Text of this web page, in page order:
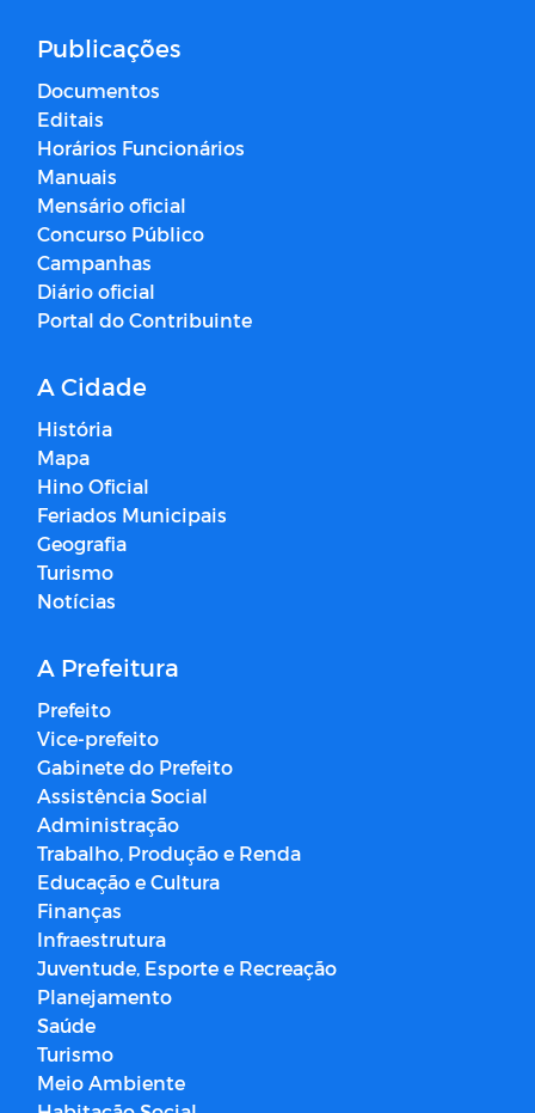
Publicações
Documentos
Editais
Horários Funcionários
Manuais
Mensário oficial
Concurso Público
Campanhas
Diário oficial
Portal do Contribuinte
A Cidade
História
Mapa
Hino Oficial
Feriados Municipais
Geografia
Turismo
Notícias
A Prefeitura
Prefeito
Vice-prefeito
Gabinete do Prefeito
Assistência Social
Administração
Trabalho, Produção e Renda
Educação e Cultura
Finanças
Infraestrutura
Juventude, Esporte e Recreação
Planejamento
Saúde
Turismo
Meio Ambiente